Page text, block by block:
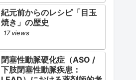
紀元前からのレシピ「目玉
焼き」の歴史
17 views
閉塞性動脈硬化症（ASO /
下肢閉塞性動脈疾患：